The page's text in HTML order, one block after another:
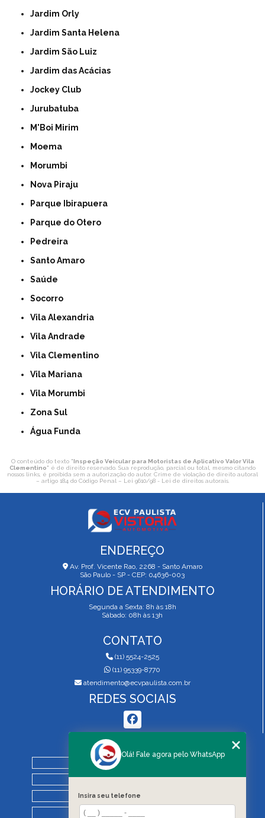
Jardim Orly
Jardim Santa Helena
Jardim São Luiz
Jardim das Acácias
Jockey Club
Jurubatuba
M'Boi Mirim
Moema
Morumbi
Nova Piraju
Parque Ibirapuera
Parque do Otero
Pedreira
Santo Amaro
Saúde
Socorro
Vila Alexandria
Vila Andrade
Vila Clementino
Vila Mariana
Vila Morumbi
Zona Sul
Água Funda
O conteúdo do texto "Inspeção Veicular para Motoristas de Aplicativo Valor Vila
Clementino" é de direito reservado. Sua reprodução, parcial ou total, mesmo citando
nossos links, é proibida sem a autorização do autor. Crime de violação de direito autoral
– artigo 184 do Código Penal – Lei 9610/98 - Lei de direitos autorais.
ENDEREÇO
Av. Prof. Vicente Rao, 2268 - Santo Amaro
São Paulo - SP - CEP: 04636-003
HORÁRIO DE ATENDIMENTO
Segunda a Sexta: 8h às 18h
Sábado: 08h às 13h
CONTATO
(11) 5524-2525
(11) 95339-8770
atendimento@ecvpaulista.com.br
REDES SOCIAIS
MENU
QUEM SOMOS
SERVIÇOS
BLOG
Olá! Fale agora pelo WhatsApp
Insira seu telefone